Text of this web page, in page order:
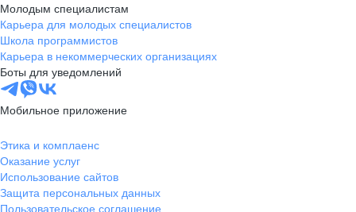
Молодым специалистам
Карьера для молодых специалистов
Школа программистов
Карьера в некоммерческих организациях
Боты для уведомлений
Мобильное приложение
Этика и комплаенс
Оказание услуг
Использование сайтов
Защита персональных данных
Пользовательское соглашение